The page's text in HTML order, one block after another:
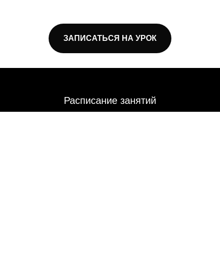
ЗАПИСАТЬСЯ НА УРОК
Расписание занятий